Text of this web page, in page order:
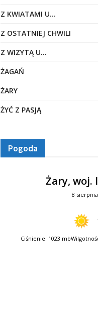
Z KWIATAMI U…
Z OSTATNIEJ CHWILI
Z WIZYTĄ U…
ŻAGAŃ
ŻARY
ŻYĆ Z PASJĄ
Pogoda
Żary, woj.
8
Ciśnienie: 1023 mb